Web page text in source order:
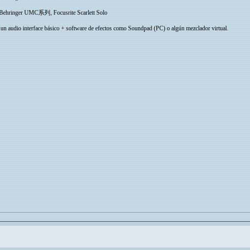
UMC系列, Focusrite Scarlett Solo
audio interface básico + software de efectos como Soundpad (PC) o algún mezclador virtual.